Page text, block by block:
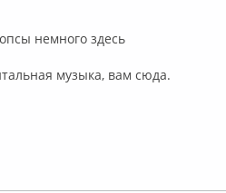
немного здесь
музыка, вам сюда.